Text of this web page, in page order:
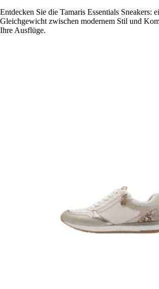
Entdecken Sie die Tamaris Essentials Sneakers:
Gleichgewicht zwischen modernem Stil und
Ihre Ausflüge.